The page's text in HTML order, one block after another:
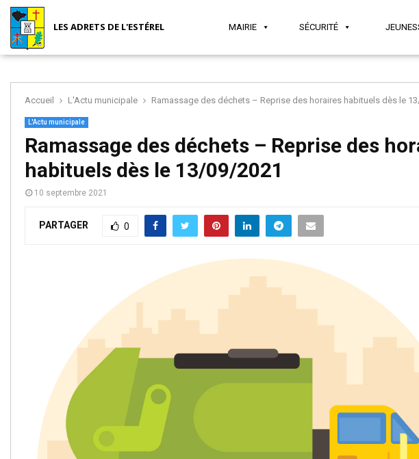
LES ADRETS DE L'ESTÉREL MAIRIE SÉCURITÉ
Accueil L'Actu municipale Ramassage des déchets – Reprise des horaires habituels dès le
L'Actu municipale
Ramassage des déchets – Reprise des
habituels dès le 13/09/2021
10 septembre 2021
PARTAGER 0
MAIRIESÉCURITÉ
ET
SOCIAL
ET VIE
LOCALE